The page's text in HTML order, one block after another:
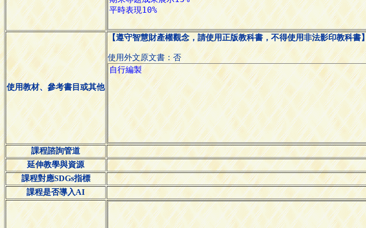
使用教材、參考書目或其他
【遵守智慧財產權觀念，請使用正版教科書，不得使用非法影印教科書】
使用外文原文書：否
課程諮詢管道
延伸教學與資源
課程對應SDGs指標
課程是否導入AI